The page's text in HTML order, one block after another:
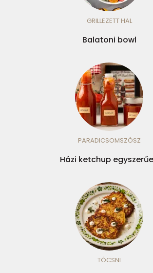
GRILLEZETT HAL
Balatoni bowl
PARADICSOMSZÓSZ
Házi ketchup
TÓCSNI